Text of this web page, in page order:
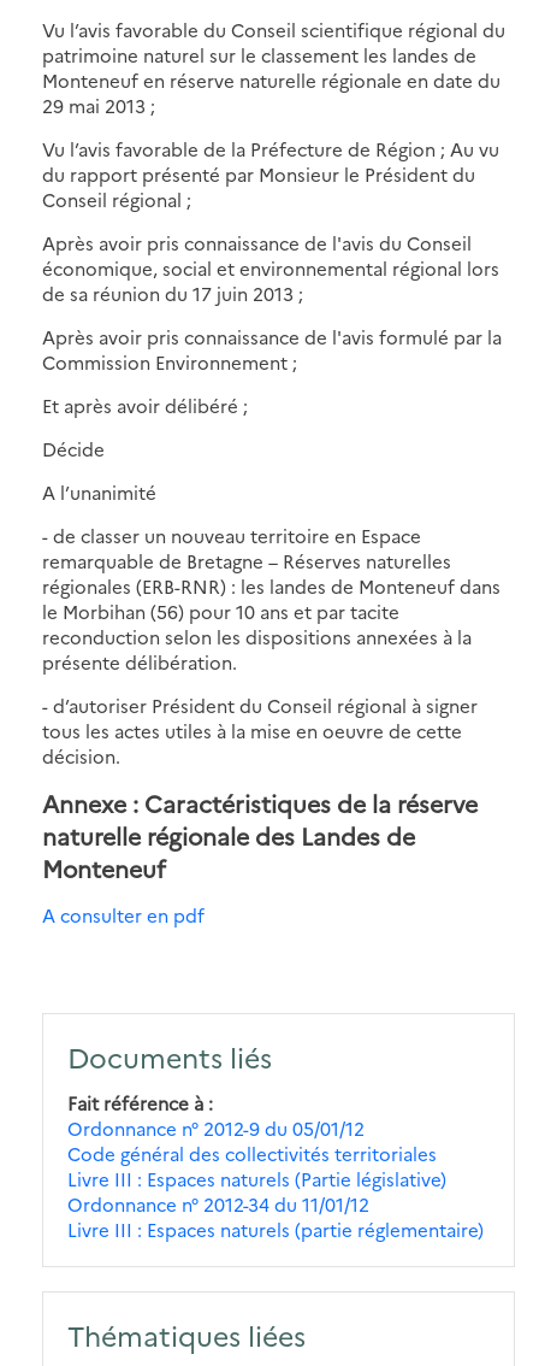
Vu l’avis favorable du Conseil scientifique régional du
patrimoine naturel sur le classement les landes de
Monteneuf en réserve naturelle régionale en date du
29 mai 2013 ;
Vu l’avis favorable de la Préfecture de Région ; Au vu
du rapport présenté par Monsieur le Président du
Conseil régional ;
Après avoir pris connaissance de l'avis du Conseil
économique, social et environnemental régional lors
de sa réunion du 17 juin 2013 ;
Après avoir pris connaissance de l'avis formulé par la
Commission Environnement ;
Et après avoir délibéré ;
Décide
A l’unanimité
- de classer un nouveau territoire en Espace
remarquable de Bretagne – Réserves naturelles
régionales (ERB-RNR) : les landes de Monteneuf dans
le Morbihan (56) pour 10 ans et par tacite
reconduction selon les dispositions annexées à la
présente délibération.
- d’autoriser Président du Conseil régional à signer
tous les actes utiles à la mise en oeuvre de cette
décision.
Annexe : Caractéristiques de la réserve
naturelle régionale des Landes de
Monteneuf
A consulter en pdf
Documents liés
Fait référence à
Ordonnance n° 2012-9 du 05/01/12
Code général des collectivités territoriales
Livre III : Espaces naturels (Partie législative)
Ordonnance n° 2012-34 du 11/01/12
Livre III : Espaces naturels (partie réglementaire)
Thématiques liées